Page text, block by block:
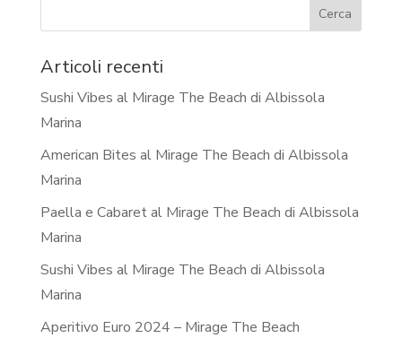
Articoli recenti
Sushi Vibes al Mirage The Beach di Albissola
Marina
American Bites al Mirage The Beach di Albissola
Marina
Paella e Cabaret al Mirage The Beach di Albissola
Marina
Sushi Vibes al Mirage The Beach di Albissola
Marina
Aperitivo Euro 2024 – Mirage The Beach